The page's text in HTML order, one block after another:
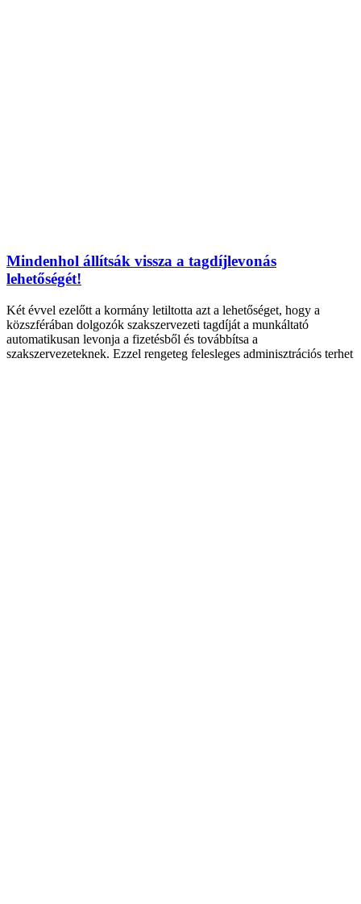
Mindenhol állítsák vissza a tagdíjlevonás
lehetőségét!
Két évvel ezelőtt a kormány letiltotta azt a lehetőséget, hogy a
közszférában dolgozók szakszervezeti tagdíját a munkáltató
automatikusan levonja a fizetésből és továbbítsa a
szakszervezeteknek. Ezzel rengeteg felesleges adminisztrációs terhet